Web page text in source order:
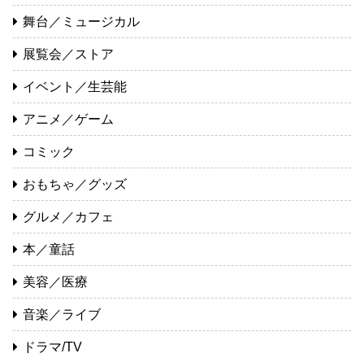
舞台／ミュージカル
展覧会／ストア
イベント／生芸能
アニメ／ゲーム
コミック
おもちゃ／グッズ
グルメ／カフェ
本／童話
美容／医療
音楽／ライブ
ドラマ/TV